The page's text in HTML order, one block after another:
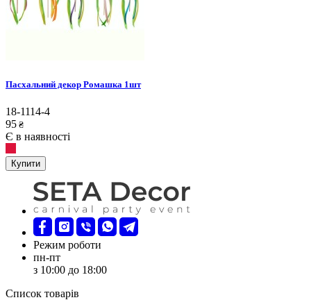
Пасхальний декор Ромашка 1шт
18-1114-4
95 ₴
Є в наявності
Купити
Режим роботи
пн-пт
з 10:00 до 18:00
Список товарів